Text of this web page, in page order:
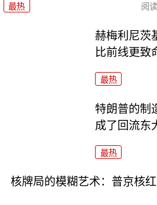
最热 阅读
赫梅利尼茨
比前线更致
最热
特朗普的制
成了回流东
最热
核牌局的模糊艺术：普京核红